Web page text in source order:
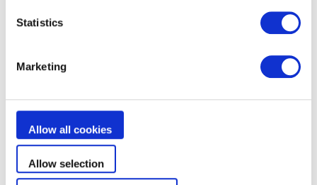
Statistics
Marketing
Allow all cookies
Allow selection
Poslání inovací
Den za dnem mobilizujeme naše síly, abychom vás
zbavili náročné údržby vašeho bazénu díky našim
inovativním a výkonným řešením. Můžete se tak plně
budovali:
Potěšení z koupání.
O společnosti Fluidra